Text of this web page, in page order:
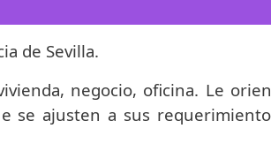
de Sevilla.
negocio, oficina. Le
se ajusten a sus